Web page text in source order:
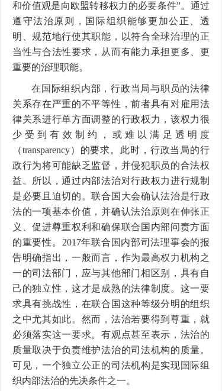
和价值观是向欧盟转移权力的必要条件”。通过
遵守法治原则，国际组织能够更加公正、透
明、规范地行使其职能，以符合全球治理的正
当性与合法性要求，从而有能力承担更多、更
重要的治理职能。
在国际组织内部，行政当局与职员的法律
关系存在严重的不平等性，前者具有对雇用法
律关系进行单方面调整的行政权力，该权力很
少受到有效制约，或难以满足透明度
（transparency）的要求。此时，行政当局的行
政行为将可能缺乏监督，并侵犯职员的合法权
益。所以，通过内部法治对行政权力进行规制
是必要且迫切的。联合国大会确认法治是行政
法的一项基本价值，并确认法治原则在伸张正
义、促进尊重权利和确保联合国内部问责方面
的重要性。 2017年联合国内部司法理事会的报
告明确指出，一般而言，作为最高权力机构之
一的司法部门，应与其他部门相区别，具有自
己的独立性，这才是成熟的法律制度。这一要
求具有挑战性，在联合国这种等级分明的组织
之中尤其如此。然而，法治若要得到尊重，就
必须落实这一要求。有观点甚至表示，法治的
质量取决于负责维护法治的司法机构的质量。
可见，一个独立公正的司法机构是实现国际组
织内部法治的先决条件之一。